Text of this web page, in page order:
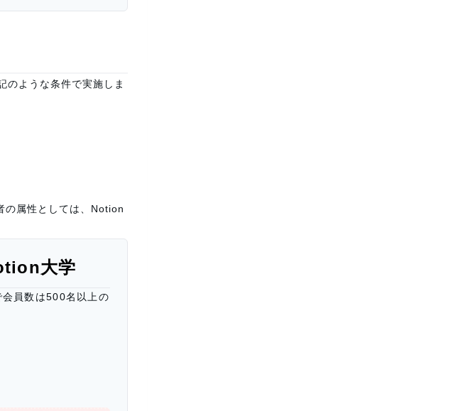
のような条件で実施しま
の属性としては、Notion
大学
会員数は500名以上の